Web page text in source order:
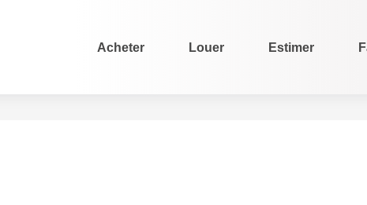
Acheter Louer Estimer